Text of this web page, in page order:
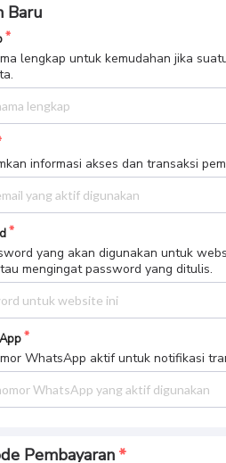
Baru
lengkap untuk kemudahan jika
informasi akses dan transaksi
yang akan digunakan untuk
mengingat password yang ditulis.
WhatsApp aktif untuk notifikasi
Pembayaran